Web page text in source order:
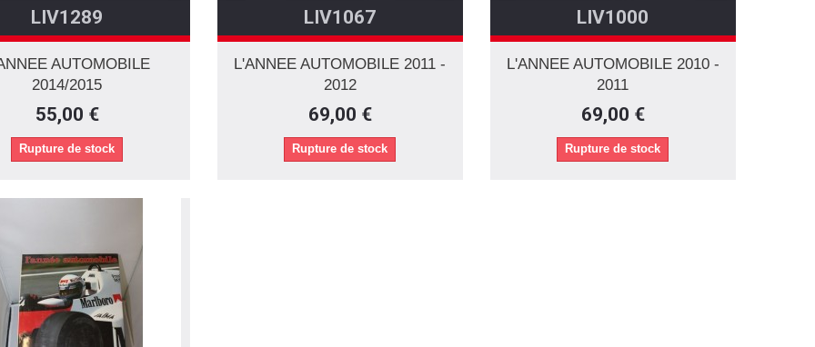
LIV1289
AUTOMOBILE
2014/2015
55,00 €
Rupture de stock
LIV1067
L'ANNEE AUTOMOBILE 2011 -
2012
69,00 €
Rupture de stock
LIV1000
L'ANNEE AUTOMOBILE 2010 -
2011
69,00 €
Rupture de stock